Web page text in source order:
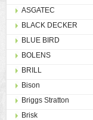
ASGATEC
BLACK DECKER
BLUE BIRD
BOLENS
BRILL
Bison
Briggs Stratton
Brisk